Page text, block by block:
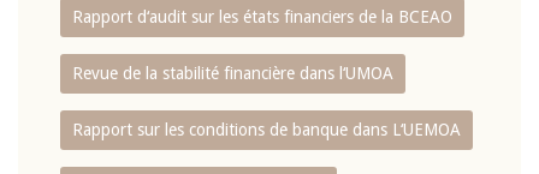
Rapport d‘audit sur les états financiers de la BCEAO
Revue de la stabilité financière dans l‘UMOA
Rapport sur les conditions de banque dans L‘UEMOA